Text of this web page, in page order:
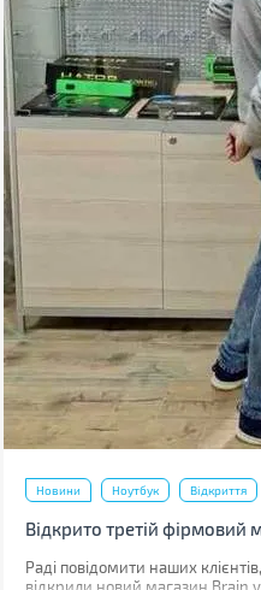
Новини Ноутбук Відкриття
Відкрито третій фірмовий
Раді повідомити наших